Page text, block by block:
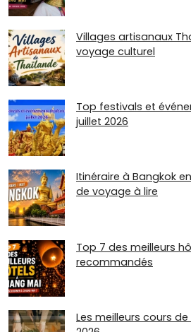
Villages artisanaux
voyage culturel
Top festivals et
juillet 2026
Itinéraire à Bangkok
de voyage à lire
Top 7 des meilleurs
recommandés
Les meilleurs cours